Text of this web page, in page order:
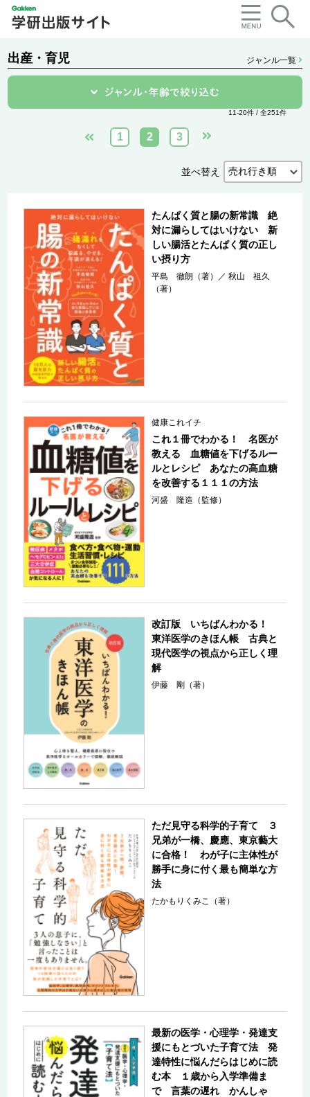
出産・育児 ジャンル一覧
11-20件 / 全251件
1 2 3
並べ替え
たんぱく質と腸の新常識 絶
対に漏らしてはいけない 新
しい腸活とたんぱく質の正し
い摂り方
平島 徹朗（著） ／秋山 祖久
（著）
健康これイチ
これ１冊でわかる！ 名医が
教える 血糖値を下げるルー
ルとレシピ あなたの高血糖
を改善する１１１の方法
河盛 隆造（監修）
改訂版 いちばんわかる！
東洋医学のきほん帳 古典と
現代医学の視点から正しく理
解
伊藤 剛（著）
ただ見守る科学的子育て ３
兄弟が一橋、慶應、東京藝大
に合格！ わが子に主体性が
勝手に身に付く最も簡単な方
法
たかもりくみこ（著）
最新の医学・心理学・発達支
援にもとづいた子育て法 発
達特性に悩んだらはじめに読
む本 １歳から入学準備ま
で 言葉の遅れ かんしゃ